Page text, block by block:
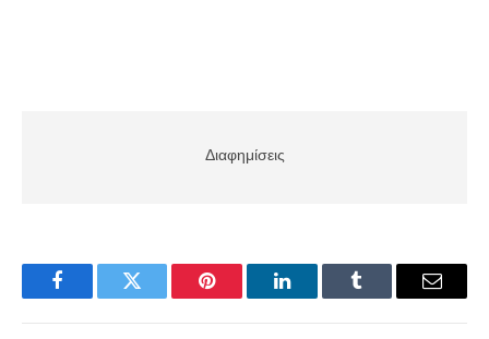
Διαφημίσεις
FacebookTwitter Pinterest LinkedInTumblr Email